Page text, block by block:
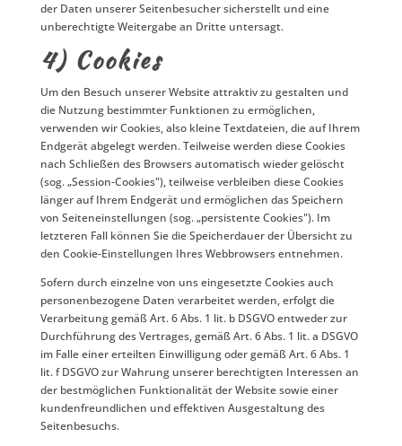
der Daten unserer Seitenbesucher sicherstellt und eine
unberechtigte Weitergabe an Dritte untersagt.
4) Cookies
Um den Besuch unserer Website attraktiv zu gestalten und
die Nutzung bestimmter Funktionen zu ermöglichen,
verwenden wir Cookies, also kleine Textdateien, die auf Ihrem
Endgerät abgelegt werden. Teilweise werden diese Cookies
nach Schließen des Browsers automatisch wieder gelöscht
(sog. „Session-Cookies"), teilweise verbleiben diese Cookies
länger auf Ihrem Endgerät und ermöglichen das Speichern
von Seiteneinstellungen (sog. „persistente Cookies"). Im
letzteren Fall können Sie die Speicherdauer der Übersicht zu
den Cookie-Einstellungen Ihres Webbrowsers entnehmen.
Sofern durch einzelne von uns eingesetzte Cookies auch
personenbezogene Daten verarbeitet werden, erfolgt die
Verarbeitung gemäß Art. 6 Abs. 1 lit. b DSGVO entweder zur
Durchführung des Vertrages, gemäß Art. 6 Abs. 1 lit. a DSGVO
im Falle einer erteilten Einwilligung oder gemäß Art. 6 Abs. 1
lit. f DSGVO zur Wahrung unserer berechtigten Interessen an
der bestmöglichen Funktionalität der Website sowie einer
kundenfreundlichen und effektiven Ausgestaltung des
Seitenbesuchs.